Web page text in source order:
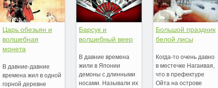
Царь обезьян и
волшебная
монета
В давние-давние
времена жил в одной
горной деревне
Барсук и
волшебный веер
В давние времена
жили в Японии
демоны с длинными
носами. Называли их
Большой праздник
белой лисы
Когда-то очень давно
в местечке Нагаивая,
что в префектуре
Ойта на острове